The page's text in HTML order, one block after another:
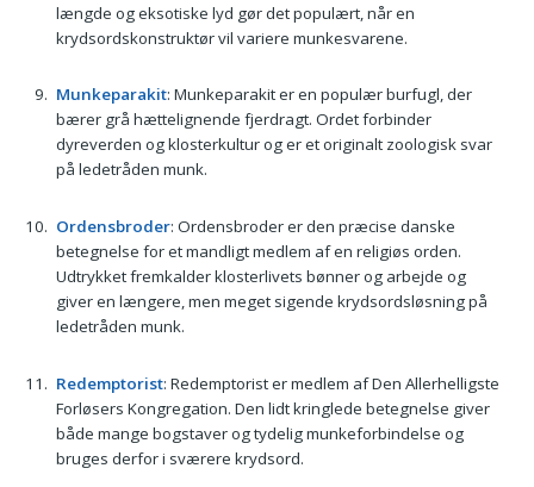
længde og eksotiske lyd gør det populært, når en
krydsordskonstruktør vil variere munkesvarene.
Munkeparakit: Munkeparakit er en populær burfugl, der
bærer grå hættelignende fjerdragt. Ordet forbinder
dyreverden og klosterkultur og er et originalt zoologisk svar
på ledetråden munk.
Ordensbroder: Ordensbroder er den præcise danske
betegnelse for et mandligt medlem af en religiøs orden.
Udtrykket fremkalder klosterlivets bønner og arbejde og
giver en længere, men meget sigende krydsordsløsning på
ledetråden munk.
Redemptorist: Redemptorist er medlem af Den Allerhelligste
Forløsers Kongregation. Den lidt kringlede betegnelse giver
både mange bogstaver og tydelig munkeforbindelse og
bruges derfor i sværere krydsord.